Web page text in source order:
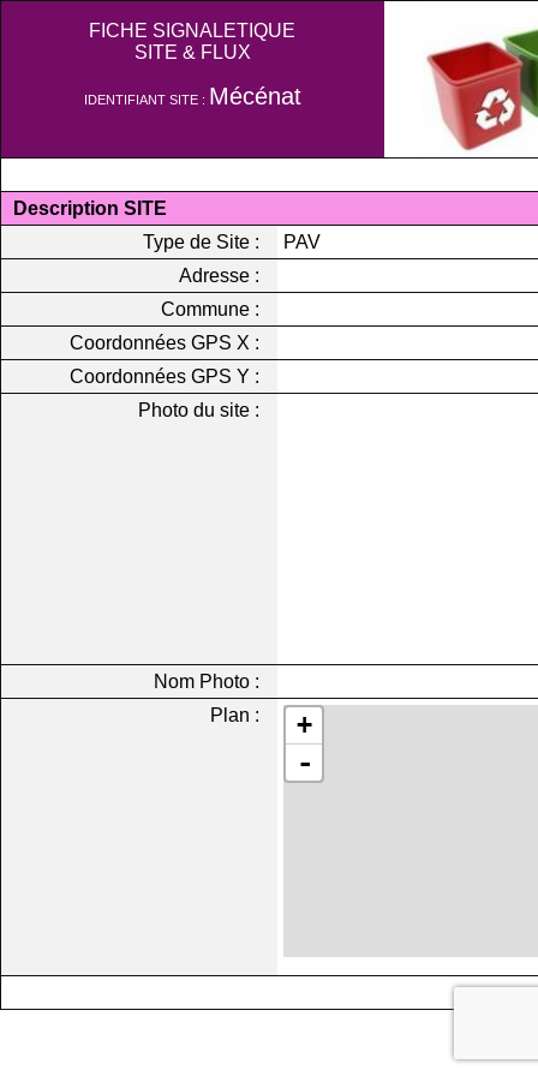
FICHE SIGNALETIQUE
SITE & FLUX
IDENTIFIANT SITE : Mécénat
Description SITE
Type de Site :
PAV
Adresse :
Commune :
Coordonnées GPS X :
Coordonnées GPS Y :
Photo du site :
Nom Photo :
Plan :
+
-